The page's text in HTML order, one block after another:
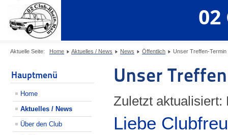
02
Aktuelle Seite: Home Aktuelles / News News Öffentlich Unser Treffen-
Hauptmenü
Home
Aktuelles / News
Über den Club
Unser
Zuletzt aktualisiert:
Liebe